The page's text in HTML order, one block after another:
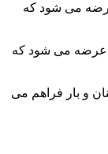
عرضه می شود که
عرضه می شود که
و بار فراهم می